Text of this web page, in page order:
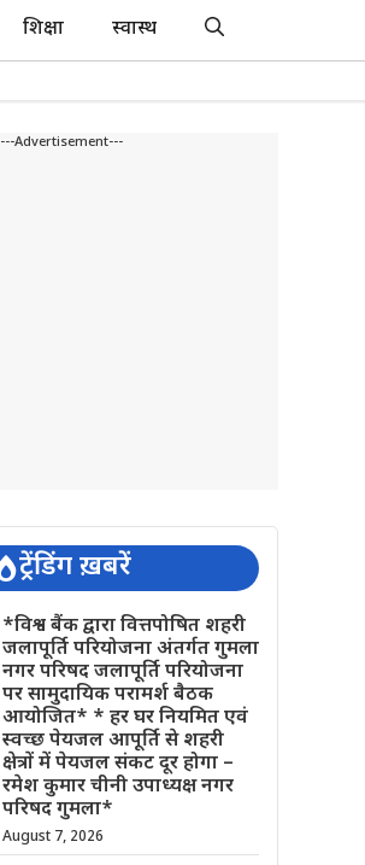
शिक्षा स्वास्थ
---Advertisement---
ट्रेंडिंग ख़बरें
*विश्व बैंक द्वारा वित्तपोषित शहरी
जलापूर्ति परियोजना अंतर्गत गुमला
नगर परिषद जलापूर्ति परियोजना
पर सामुदायिक परामर्श बैठक
आयोजित* * हर घर नियमित एवं
स्वच्छ पेयजल आपूर्ति से शहरी
क्षेत्रों में पेयजल संकट दूर होगा –
रमेश कुमार चीनी उपाध्यक्ष नगर
परिषद गुमला*
August 7, 2026